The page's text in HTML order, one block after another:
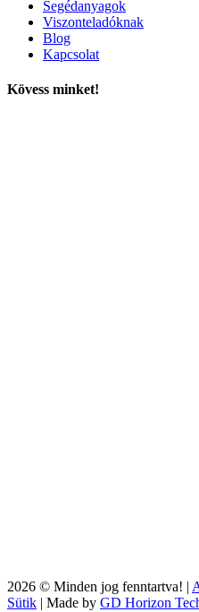
Segédanyagok
Viszonteladóknak
Blog
Kapcsolat
Kövess minket!
2026 © Minden jog fenntartva! |
Sütik | Made by GD Horizon